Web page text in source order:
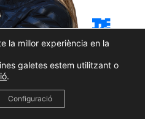
| Judith Bayés:
jutjar si ha
la millor experiència en la
galetes estem utilitzant o
.
Configuració